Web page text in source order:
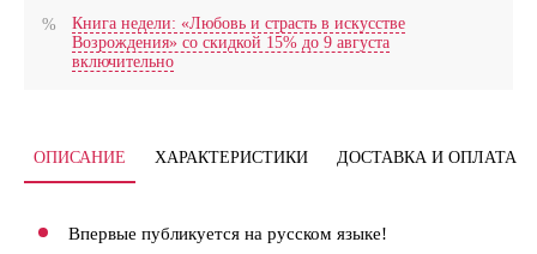
Книга недели: «Любовь и страсть в искусстве
Возрождения» со скидкой 15% до 9 августа
включительно
ОПИСАНИЕ ХАРАКТЕРИСТИКИ ДОСТАВКА И ОПЛАТА
Впервые публикуется на русском языке!